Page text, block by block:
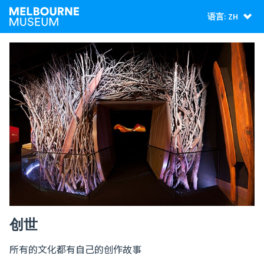
语言: ZH
创世
所有的文化都有自己的创作故事